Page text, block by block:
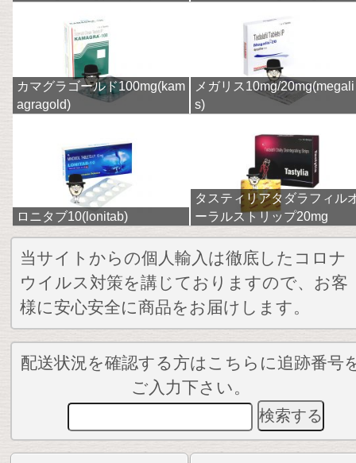
カマグラゴールド100mg(kam
agragold)
メガリス10mg/20mg(megali
s)
ロニタブ10(lonitab)
タスティリアタダラフィル
ーラルストリップ20mg
当サイトからの個人輸入は徹底したコロナ
ウイルス対策を講じておりますので、お客
様に安心安全に商品をお届けします。
配送状況を確認する方はこちらに追跡番号
ご入力下さい。